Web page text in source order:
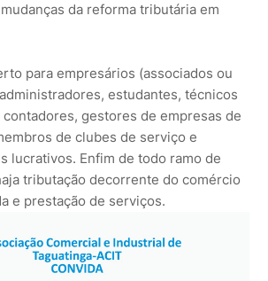
da reforma tributária em
para empresários (associados ou
estudantes, técnicos
gestores de empresas de
de clubes de serviço e
lucrativos. Enfim de todo ramo de
tributação decorrente do comércio
e prestação de serviços.